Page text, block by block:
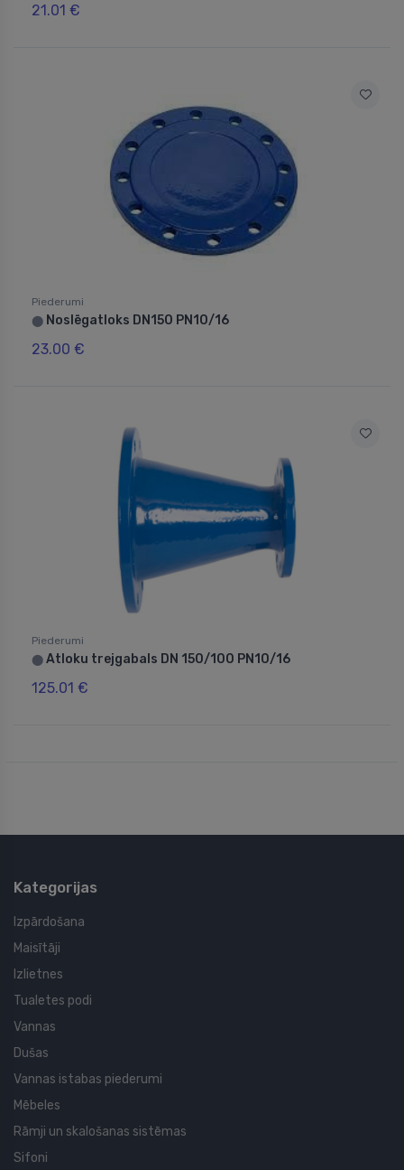
21.01 €
Piederumi
⬤ Noslēgatloks DN150 PN10/16
23.00 €
Piederumi
⬤ Atloku trejgabals DN 150/100 PN10/16
125.01 €
Kategorijas
Izpārdošana
Maisītāji
Izlietnes
Tualetes podi
Vannas
Dušas
Vannas istabas piederumi
Mēbeles
Rāmji un skalošanas sistēmas
Sifoni